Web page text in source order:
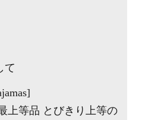
て
上等品 とびきり上等の